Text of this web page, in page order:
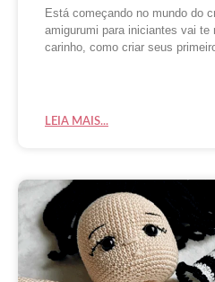
Está começando no mundo do
amigurumi para iniciantes vai
carinho, como criar seus
LEIA MAIS...